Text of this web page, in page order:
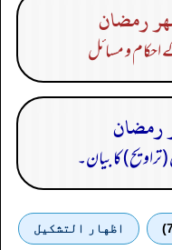
رمضان
و مسائل
کا بیان۔
اظهار التشكيل